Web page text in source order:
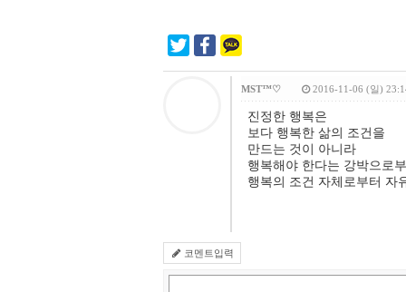
MST™♡ 2016-11-06 (일)
진정한 행복은
보다 행복한 삶의 조건을
만드는 것이 아니라
행복해야 한다는 강박으로
행복의 조건 자체로부터
코멘트입력